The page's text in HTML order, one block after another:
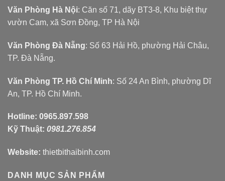
Văn Phòng Hà Nội: Căn số 71, dãy BT3-8, Khu biệt thự
vườn Cam, xã Sơn Đồng, TP Hà Nội
Văn Phòng Đà Nẵng: Số 63 Hải Hồ, phường Hải Châu,
TP. Đà Nẵng.
Văn Phòng TP. Hồ Chí Minh: Số 24 An Bình, phường Dĩ
An, TP. Hồ Chí Minh.
Hotline: 0965.897.598
Kỹ Thuật: 0981.276.854
Website: thietbithaibinh.com
DANH MỤC SẢN PHẨM